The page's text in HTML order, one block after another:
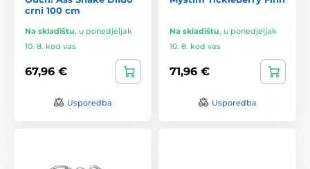
crni 100 cm
Na skladištu, u ponedjeljak
10. 8. kod vas
67,96 €
Usporedba
Na skladištu, u ponedjeljak
10. 8. kod vas
71,96 €
Usporedba